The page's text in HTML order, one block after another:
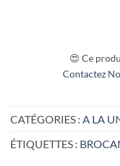
😍 Ce
Contactez
CATÉGORIES : A LA
ÉTIQUETTES :